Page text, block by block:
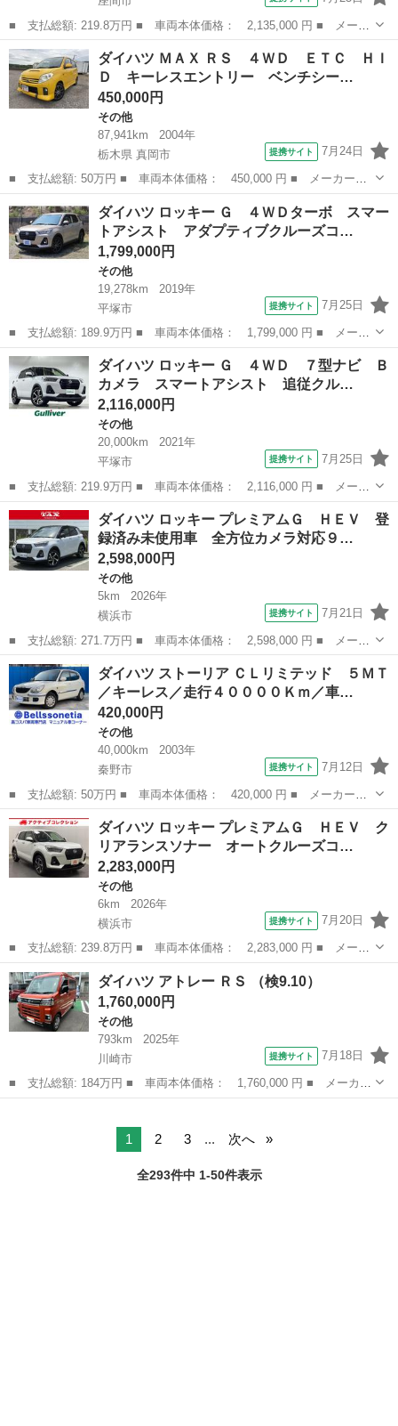
■ 支払総額: 219.8万円 ■ 車両本体価格： 2,135,000 円 ■ メーカ
ー名： ダイハツ ■ 車種名： ロッキー ■ グレード名： プレミ
アムＧ ■ 排気量： 1200cc ■ ドア枚数： 5D ■ ミッショ...
神奈川 座間市 その他
ダイハツ ＭＡＸ ＲＳ ４ＷＤ ＥＴＣ ＨＩ
Ｄ キーレスエントリー ベンチシー…
450,000円
その他
87,941km
2004年
栃木県 真岡市
提携サイト 7月24日
■ 支払総額: 50万円 ■ 車両本体価格： 450,000 円 ■ メーカー
名： ダイハツ ■ 車種名： ＭＡＸ ■ グレード名： ＲＳ ４Ｗ
Ｄ ＥＴＣ ＨＩＤ キーレスエントリー ベンチシート ＡＴ Ａ
ＢＳ ＣＤ アル...
栃木 真岡市 その他
ダイハツ ロッキー Ｇ ４ＷＤターボ スマー
トアシスト アダプティブクルーズコ…
1,799,000円
その他
19,278km
2019年
平塚市
提携サイト 7月25日
■ 支払総額: 189.9万円 ■ 車両本体価格： 1,799,000 円 ■ メーカ
ー名： ダイハツ ■ 車種名： ロッキー ■ グレード名： Ｇ ４
ＷＤターボ スマートアシスト アダプティブクルーズコントロー
ル フルセ...
神奈川 平塚市 その他
ダイハツ ロッキー Ｇ ４ＷＤ ７型ナビ Ｂ
カメラ スマートアシスト 追従クル…
2,116,000円
その他
20,000km
2021年
平塚市
提携サイト 7月25日
■ 支払総額: 219.9万円 ■ 車両本体価格： 2,116,000 円 ■ メーカ
ー名： ダイハツ ■ 車種名： ロッキー ■ グレード名： Ｇ ４
ＷＤ ７型ナビ Ｂカメラ スマートアシスト 追従クルコン ター
ボ シー...
神奈川 平塚市 その他
ダイハツ ロッキー プレミアムＧ ＨＥＶ 登
録済み未使用車 全方位カメラ対応９…
2,598,000円
その他
5km
2026年
横浜市
提携サイト 7月21日
■ 支払総額: 271.7万円 ■ 車両本体価格： 2,598,000 円 ■ メーカ
ー名： ダイハツ ■ 車種名： ロッキー ■ グレード名： プレミ
アムＧ ＨＥＶ 登録済み未使用車 全方位カメラ対応９インチナビ
付き ■...
神奈川 横浜市 その他
ダイハツ ストーリア ＣＬリミテッド ５ＭＴ
／キーレス／走行４００００Ｋｍ／車…
420,000円
その他
40,000km
2003年
秦野市
提携サイト 7月12日
■ 支払総額: 50万円 ■ 車両本体価格： 420,000 円 ■ メーカー
名： ダイハツ ■ 車種名： ストーリア ■ グレード名： ＣＬリ
ミテッド ５ＭＴ／キーレス／走行４００００Ｋｍ／車検２年／記録
簿 ■ 排気量：...
神奈川 秦野市 その他
ダイハツ ロッキー プレミアムＧ ＨＥＶ ク
リアランスソナー オートクルーズコ…
2,283,000円
その他
6km
2026年
横浜市
提携サイト 7月20日
■ 支払総額: 239.8万円 ■ 車両本体価格： 2,283,000 円 ■ メーカ
ー名： ダイハツ ■ 車種名： ロッキー ■ グレード名： プレミ
アムＧ ＨＥＶ クリアランスソナー オートクルーズコントロー
ル レーン...
神奈川 横浜市 その他
ダイハツ アトレー ＲＳ （検9.10）
1,760,000円
その他
793km
2025年
川崎市
提携サイト 7月18日
■ 支払総額: 184万円 ■ 車両本体価格： 1,760,000 円 ■ メーカー
名： ダイハツ ■ 車種名： アトレー ■ グレード名： ＲＳ ■
1 2 3 ... 次へ
全293件中 1-50件表示